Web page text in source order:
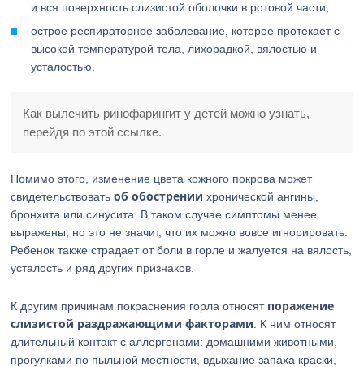
и вся поверхность слизистой оболочки в ротовой части;
острое респираторное заболевание, которое протекает с
высокой температурой тела, лихорадкой, вялостью и
усталостью.
Как вылечить ринофарингит у детей можно узнать,
перейдя по этой ссылке.
Помимо этого, изменение цвета кожного покрова может
свидетельствоватьоб обострении хронической ангины,
бронхита или синусита. В таком случае симптомы менее
выражены, но это не значит, что их можно вовсе игнорировать.
Ребенок также страдает от боли в горле и жалуется на вялость,
усталость и ряд других признаков.
К другим причинам покраснения горла относят поражение
слизистой раздражающими факторами . К ним относят
длительный контакт с аллергенами: домашними животными,
прогулками по пыльной местности, вдыхание запаха краски,